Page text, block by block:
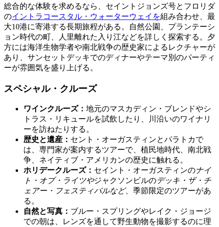
総合的な体験を求めるなら、セイントジョンズ号とフロリダ
のイントラコースタル・ウォーターウェイを組み合わせ、最
大10港に寄港する長期旅程がある。自然公園、プランテーシ
ョン時代の町、人里離れた入り江などを詳しく探索する。夕
方には海洋生物学者や南北戦争の歴史家によるレクチャーが
あり、サンセットデッキでのディナーやテーマ別のパーティ
ーが雰囲気を盛り上げる。
スペシャル・クルーズ
ワインクルーズ： 地元のマスカディン・ブレンドやシ
トラス・リキュールを試飲したり、川沿いのワイナリ
ーを訪ねたりする。
歴史と遺産： セント・オーガスティンとパラトカで
は、専門家が案内するツアーで、植民地時代、南北戦
争、ネイティブ・アメリカンの歴史に触れる。
ホリデークルーズ： セイント・オーガスティンのナイ
ト・オブ・ライツやジャクソンビルのデッキ・ザ・チ
ェアー・フェスティバルなど、季節限定のツアーがあ
る。
自然と写真： ブルー・スプリングやレイク・ジョージ
での朝は、レンズを通して野生動物を撮影するのに理